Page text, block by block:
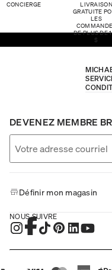
CONCIERGE
LIVRAISON
GRATUITE
LES
DE PLUS DE
$
DEVENEZ MEMBRE
Définir mon magasin
NOUS SUIVRE